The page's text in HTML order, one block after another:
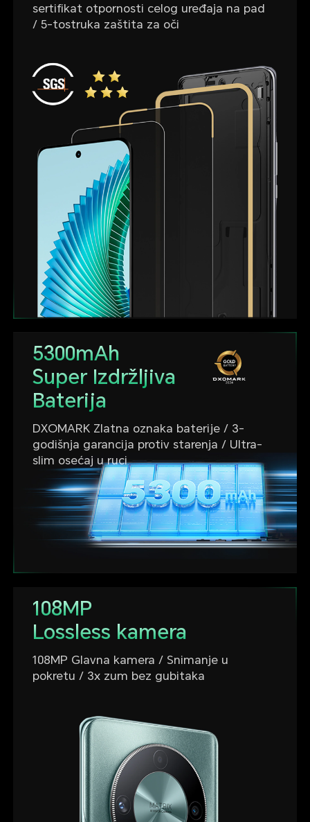
sertifikat otpornosti celog uređaja na pad
/ 5-tostruka zaštita za oči
5300mAh
Super Izdržljiva
Baterija
DXOMARK Zlatna oznaka baterije / 3-
godišnja garancija protiv starenja / Ultra-
slim osećaj u ruci
108MP
Lossless kamera
108MP Glavna kamera / Snimanje u
pokretu / 3x zum bez gubitaka